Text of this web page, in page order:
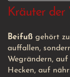
Kräuter der
Beifuß gehört
auffallen,
Wegrändern,
Hecken, auf